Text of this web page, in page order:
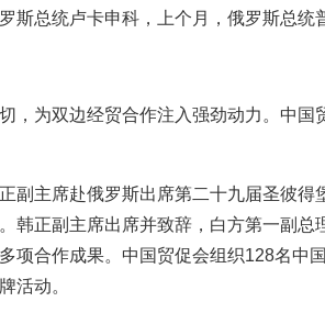
斯总统卢卡申科，上个月，俄罗斯总
，为双边经贸合作注入强劲动力。中
副主席赴俄罗斯出席第二十九届圣彼
韩正副主席出席并致辞，白方第一副
项合作成果。中国贸促会组织128名中
活动。